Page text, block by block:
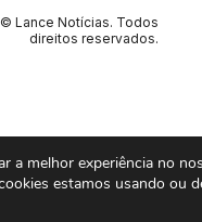
© Lance Notícias. Todos
direitos reservados.
a melhor experiência no
estamos usando ou